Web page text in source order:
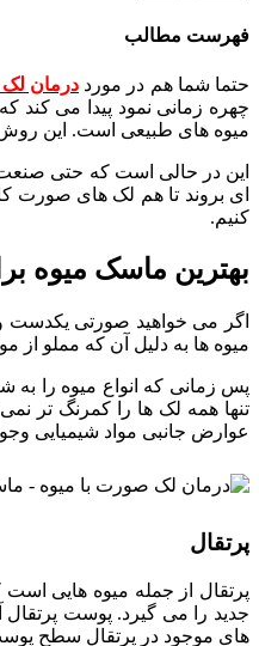
فهرست مطالب
حتما شما هم در مورددرمان
چهره زمانی نمود پیدا می
میوه های طبیعی است. این روش
این در حالی است که حتی صنعت
ای بروند تا هم لک های صورت
کنیم.
بهترین ماسک میوه
اگر می خواهید صورتی یکدست
میوه ها به دلیل آن که مملو از
پس زمانی که انواع میوه را
تنها همه لک ها را کمرنگ تر
عوارض جانبی مواد شیمیایی
پرتقال
پرتقال از جمله میوه هایی
جدید را می گیرد. پوست
های موجود در پرتقال سطح